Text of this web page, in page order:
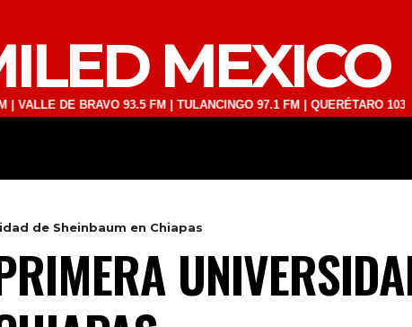
MEXICO
DE BRAVO 93.5 FM | TULANCINGO 97.1 FM | QUERÉTARO 103.1 FM
de Sheinbaum en Chiapas